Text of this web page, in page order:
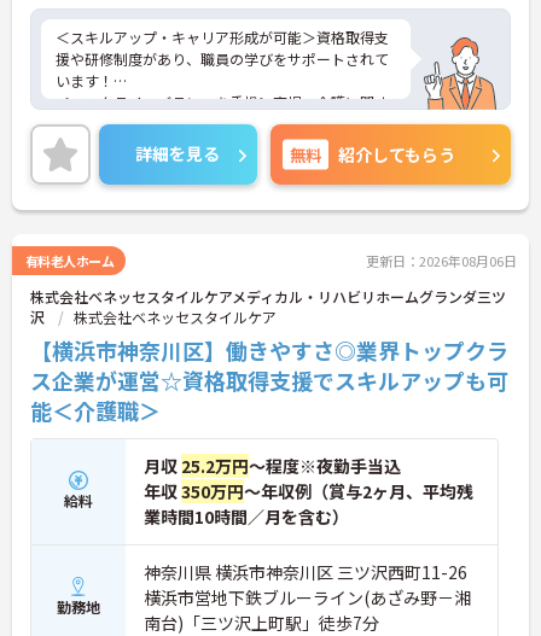
＜スキルアップ・キャリア形成が可能＞資格取得支
援や研修制度があり、職員の学びをサポートされて
います！
＜ワークライフバランスを重視＞育児・介護に関す
る制度や社宅制度、各種手当など、長く安心して働
きやすい環境が整っています。
＜寄り添ったケアの実施＞利用者さまに深く寄り添
ったサービスの提供を目指し、職員の専門性を高め
るような人材育成にも注力されています。
詳細をお話ししますのでお気軽にご相談ください！
詳細を見る 無料 紹介してもらう
有料老人ホーム 更新日：2026年08月06日
株式会社ベネッセスタイルケアメディカル・リハビリホームグランダ三ツ
沢
株式会社ベネッセスタイルケア
【横浜市神奈川区】働きやすさ◎業界トップクラ
ス企業が運営☆資格取得支援でスキルアップも可
能＜介護職＞
給料
月収 25.2万円～程度※夜勤手当込
年収350万円～年収例（賞与2ヶ月、平均残
業時間10時間／月を含む）
勤務地
神奈川県 横浜市神奈川区 三ツ沢西町11-26
横浜市営地下鉄ブルーライン(あざみ野－湘
南台)「三ツ沢上町駅」徒歩7分